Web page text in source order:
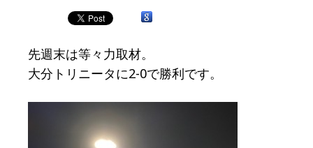
先週末は等々力取材。
大分トリニータに2-0で勝利です。